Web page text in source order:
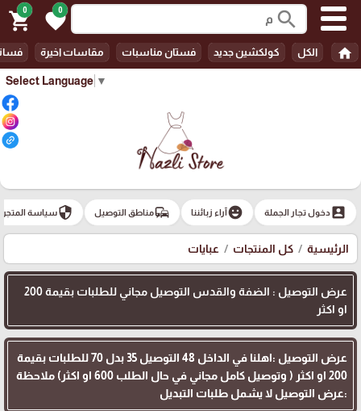
Select Language ▼
search
0
favorite
0
shopping_cart
home الكل كولكشين جديد فستان مناسبات مقاسات اخيرة
account_boxدخول تجار الجملة emoji_emotionsآراء زبائننا commuteمناطق التوصيل securityسياسة المتجر
الرئيسية كل المنتجات عبايات
عرض التوصيل : الضفة والقدس التوصيل مجاني للطلبات بقيمة 200
او اكثر
عرض التوصيل :اهلنا في الداخل 48 التوصيل 35 بدل 70 للطلبات بقيمة
200 او اكثر ( وتوصيل كامل مجاني في حال الطلب 600 او اكثر) ملاحظة
:عرض التوصيل لا يشمل طلبات التبديل